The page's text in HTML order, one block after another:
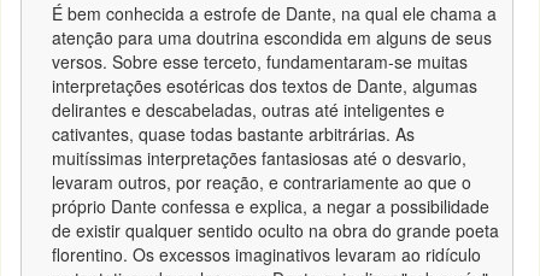
É bem conhecida a estrofe de Dante, na qual ele chama a
atenção para uma doutrina escondida em alguns de seus
versos. Sobre esse terceto, fundamentaram-se muitas
interpretações esotéricas dos textos de Dante, algumas
delirantes e descabeladas, outras até inteligentes e
cativantes, quase todas bastante arbitrárias. As
muitíssimas interpretações fantasiosas até o desvario,
levaram outros, por reação, e contrariamente ao que o
próprio Dante confessa e explica, a negar a possibilidade
de existir qualquer sentido oculto na obra do grande poeta
florentino. Os excessos imaginativos levaram ao ridículo